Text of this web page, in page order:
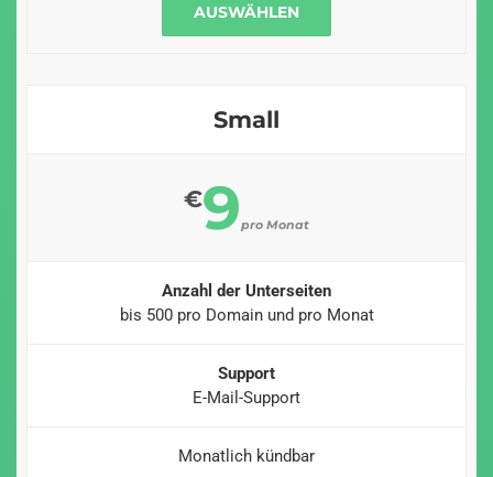
AUSWÄHLEN
Small
€9pro Monat
Anzahl der Unterseiten
bis 500 pro Domain und pro Monat
Support
E-Mail-Support
Monatlich kündbar